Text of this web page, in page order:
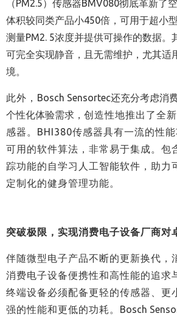
（PM2.5）传感器BMV080彻底革新了
体积较同类产品小450倍，可用于超小
测量PM2. 5浓度并提供可操作的数据。
可完全实现静音，且无需维护，尤其适
境。
此外， Bosch Sensortec还充分考虑消
个性化体验需求， 创造性地推出了全
感器。 BHI380传感器具有一流的性
可用的软件算法，非常易于集成。包
踪功能的自学习人工智能软件，助力
定制化的健身管理功能。
突破极限，实现消费电子设备厂商对
伴随微型电子产品不断的更新换代，
消费电子设备便携性和高性能的追求
终端设备必须配备更轻的传感器、更
强的性能和更低的功耗。 Bosch